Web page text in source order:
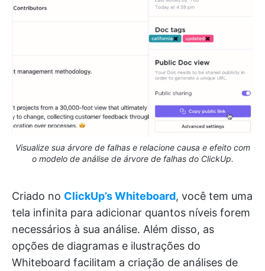
Visualize sua árvore de falhas e relacione causa e efeito com
o modelo de análise de árvore de falhas do ClickUp.
Criado no ClickUp’s Whiteboard, você tem uma
tela infinita para adicionar quantos níveis forem
necessários à sua análise. Além disso, as
opções de diagramas e ilustrações do
Whiteboard facilitam a criação de análises de